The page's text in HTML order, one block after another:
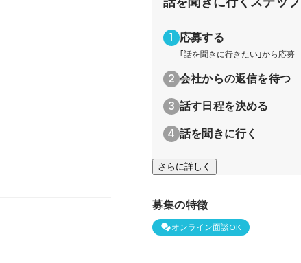
応募する
｢話を聞きに行きたい｣から応募
会社からの返信を待つ
話す日程を決める
話を聞きに行く
さらに詳しく
募集の特徴
オンライン面談OK